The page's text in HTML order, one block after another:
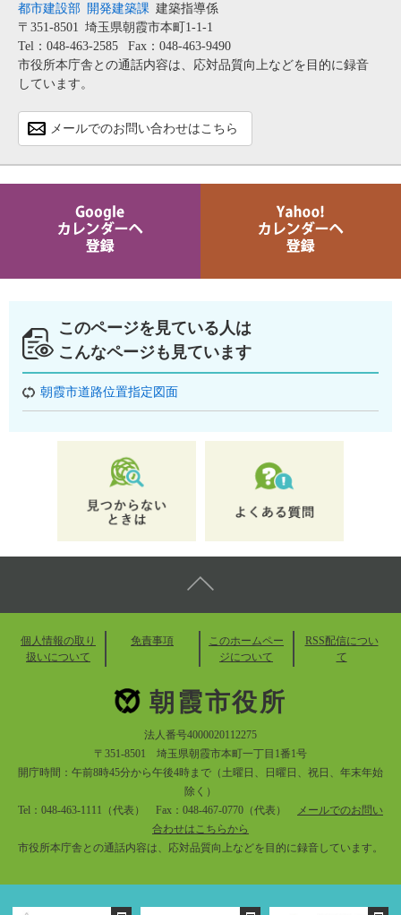
都市建設部 開発建築課 建築指導係
〒351-8501 埼玉県朝霞市本町1-1-1
Tel：048-463-2585
Fax：048-463-9490
市役所本庁舎との通話内容は、応対品質向上などを目的に録音
しています。
メールでのお問い合わせはこちら
このページを見ている人は
こんなページも見ています
朝霞市道路位置指定図面
個人情報の取り
扱いについて
免責事項
このホームペー
ジについて
RSS配信につい
て
朝霞市役所
法人番号4000020112275
〒351-8501 埼玉県朝霞市本町一丁目1番1号
開庁時間：午前8時45分から午後4時まで（土曜日、日曜日、祝日、年末年始
除く）
Tel：048-463-1111（代表） Fax：048-467-0770（代表）
メールでのお問い
合わせはこちらから
市役所本庁舎との通話内容は、応対品質向上などを目的に録音しています。